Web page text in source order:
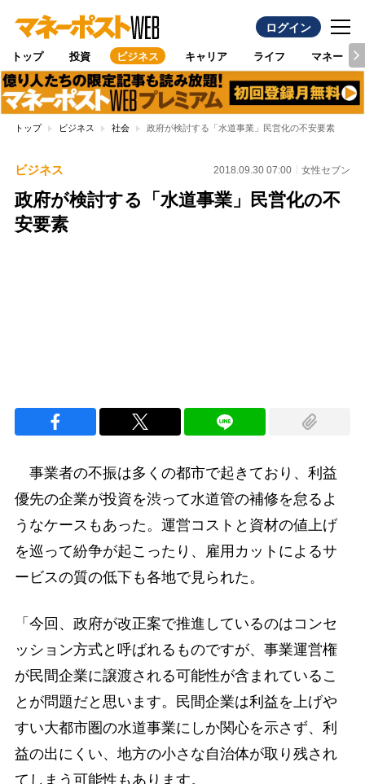
ログイン
トップ 投資 ビジネス キャリア ライフ マネー
トップ ビジネス 社会 政府が検討する「水道事業」民営化の不安要素
ビジネス 2018.09.30 07:00 女性セブン
政府が検討する「水道事業」民営化の不
安要素
事業者の不振は多くの都市で起きており、利益
優先の企業が投資を渋って水道管の補修を怠るよ
うなケースもあった。運営コストと資材の値上げ
を巡って紛争が起こったり、雇用カットによるサ
ービスの質の低下も各地で見られた。
「今回、政府が改正案で推進しているのはコンセ
ッション方式と呼ばれるものですが、事業運営権
が民間企業に譲渡される可能性が含まれているこ
とが問題だと思います。民間企業は利益を上げや
すい大都市圏の水道事業にしか関心を示さず、利
益の出にくい、地方の小さな自治体が取り残され
てしまう可能性もあります。